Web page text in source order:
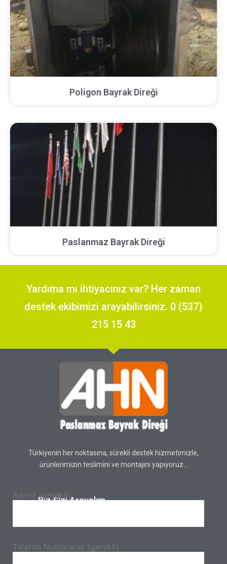
Poligon Bayrak Direği
Paslanmaz Bayrak Direği
Yardıma mı ihtiyacınız var? Her zaman
destek ekibimizi arayabilirsiniz. 0 (537)
215 15 43
Türkiyenin her noktasına, sürekli destek hizmetimizle,
ürünlerimizin teslimini ve montajını yapıyoruz…
Biz Sizi Arayalım.
Adınız (gerekli)
Telefon Numaranız (gerekli)